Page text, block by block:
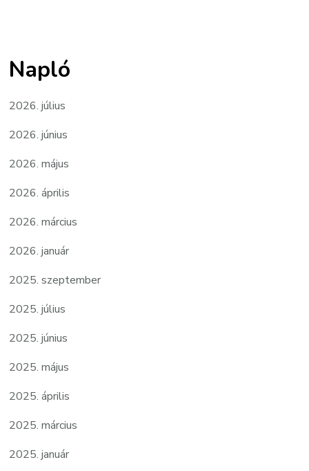
Napló
2026. július
2026. június
2026. május
2026. április
2026. március
2026. január
2025. szeptember
2025. július
2025. június
2025. május
2025. április
2025. március
2025. január